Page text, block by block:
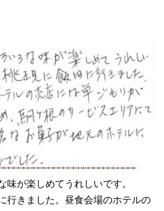
味が楽しめてうれしいです。
行きました。昼食会場のホテルの